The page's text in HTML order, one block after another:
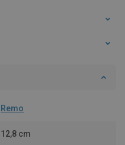
Remo
12,8 cm